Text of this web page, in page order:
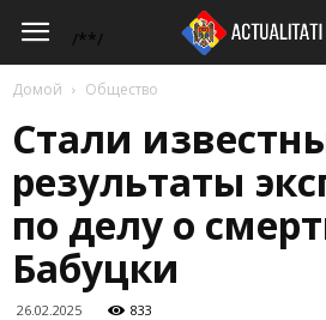
/**/
Actualitati.md
Домой Общество
Стали
результаты
по делу о
Бабуцки
26.02.2025 833